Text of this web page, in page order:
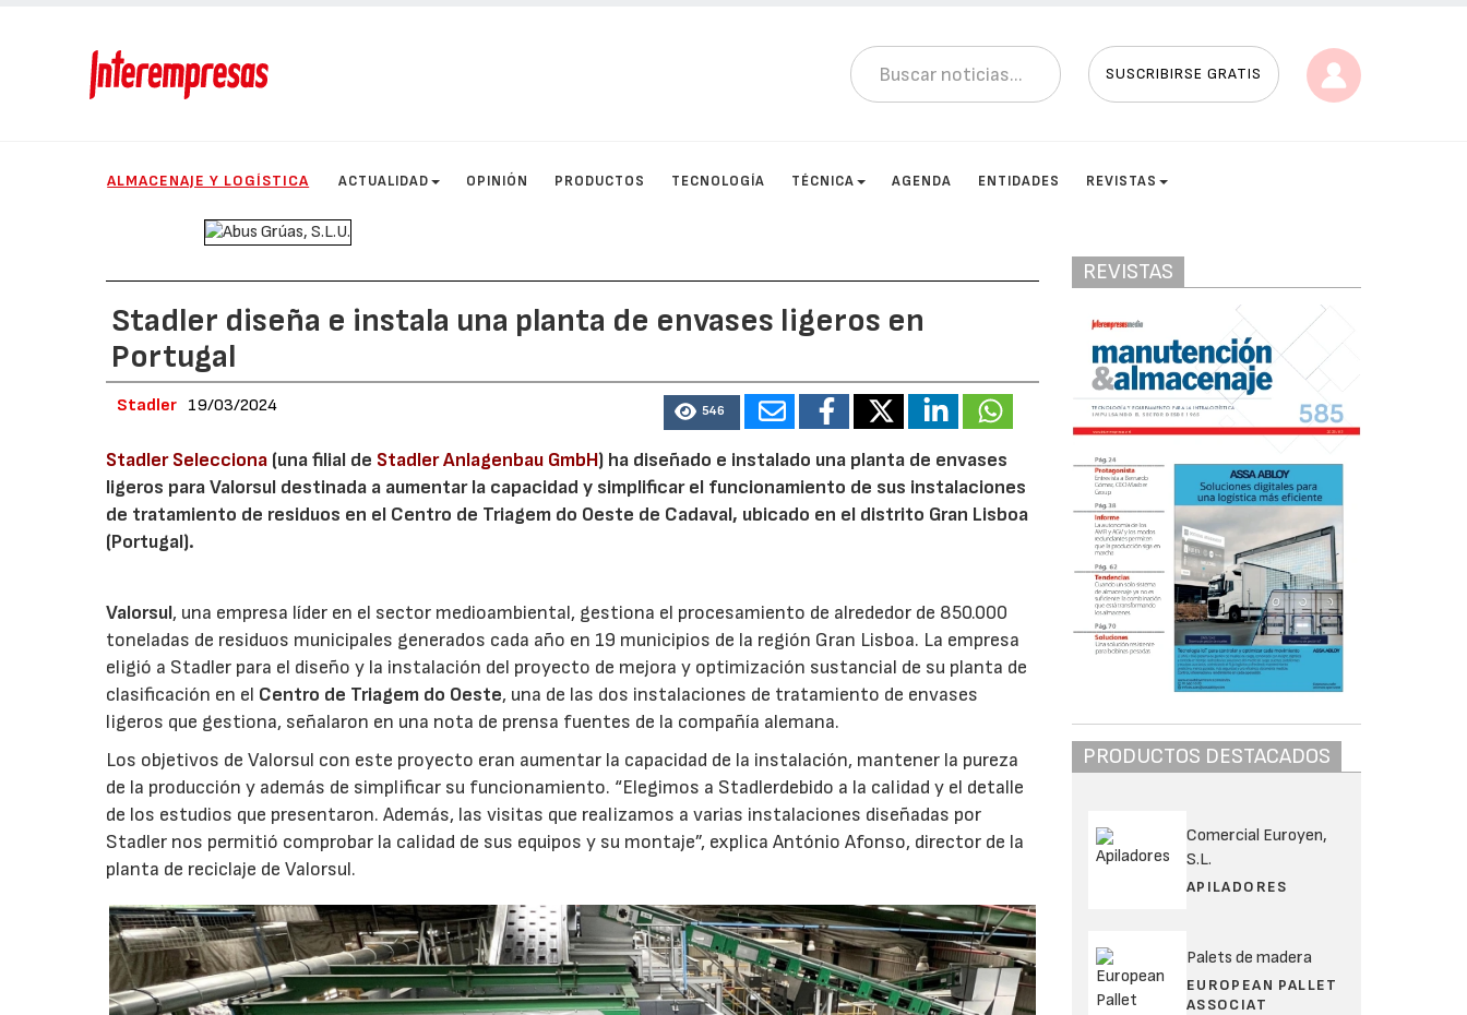
SUSCRIBIRSE GRATIS
ALMACENAJE Y LOGÍSTICA ACTUALIDAD OPINIÓN PRODUCTOS TECNOLOGÍA TÉCNICA AGENDA ENTIDADES REVISTAS
Stadler diseña e instala una planta de envases ligeros en
Portugal
Stadler 19/03/2024 546
Stadler Selecciona (una filial de Stadler Anlagenbau GmbH) ha diseñado e instalado una planta de envases
ligeros para Valorsul destinada a aumentar la capacidad y simplificar el funcionamiento de sus instalaciones
de tratamiento de residuos en el Centro de Triagem do Oeste de Cadaval, ubicado en el distrito Gran Lisboa
(Portugal).
Valorsul, una empresa líder en el sector medioambiental, gestiona el procesamiento de alrededor de 850.000
toneladas de residuos municipales generados cada año en 19 municipios de la región Gran Lisboa. La empresa
eligió a Stadler para el diseño y la instalación del proyecto de mejora y optimización sustancial de su planta de
clasificación en el Centro de Triagem do Oeste, una de las dos instalaciones de tratamiento de envases
ligeros que gestiona, señalaron en una nota de prensa fuentes de la compañía alemana.
Los objetivos de Valorsul con este proyecto eran aumentar la capacidad de la instalación, mantener la pureza
de la producción y además de simplificar su funcionamiento. “Elegimos a Stadlerdebido a la calidad y el detalle
de los estudios que presentaron. Además, las visitas que realizamos a varias instalaciones diseñadas por
Stadler nos permitió comprobar la calidad de sus equipos y su montaje”, explica António Afonso, director de la
planta de reciclaje de Valorsul.
REVISTAS
PRODUCTOS DESTACADOS
Comercial Euroyen,
S.L.
APILADORES
Palets de madera
EUROPEAN PALLET
ASSOCIAT